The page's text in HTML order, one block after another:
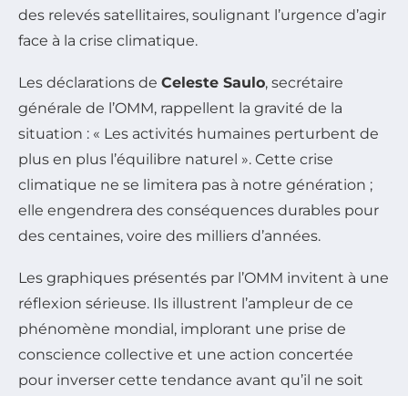
des relevés satellitaires, soulignant l’urgence d’agir
face à la crise climatique.
Les déclarations de Celeste Saulo, secrétaire
générale de l’OMM, rappellent la gravité de la
situation : « Les activités humaines perturbent de
plus en plus l’équilibre naturel ». Cette crise
climatique ne se limitera pas à notre génération ;
elle engendrera des conséquences durables pour
des centaines, voire des milliers d’années.
Les graphiques présentés par l’OMM invitent à une
réflexion sérieuse. Ils illustrent l’ampleur de ce
phénomène mondial, implorant une prise de
conscience collective et une action concertée
pour inverser cette tendance avant qu’il ne soit